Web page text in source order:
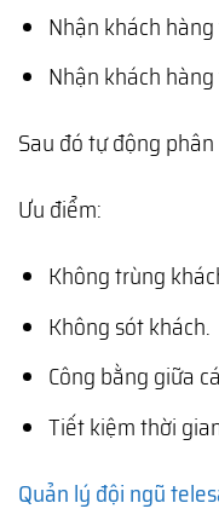
Nhận khách
Nhận khách
Sau đó tự động
Ưu điểm:
Không trùng
Không sót khách.
Công bằng giữa
Tiết kiệm thời
Quản lý đội ngũ